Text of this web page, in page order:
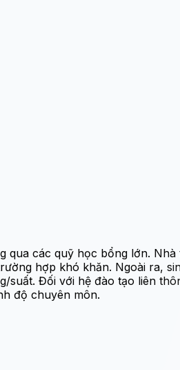
qua các quỹ học bổng lớn.
hợp khó khăn. Ngoài ra,
Đối với hệ đào tạo liên
độ chuyên môn.